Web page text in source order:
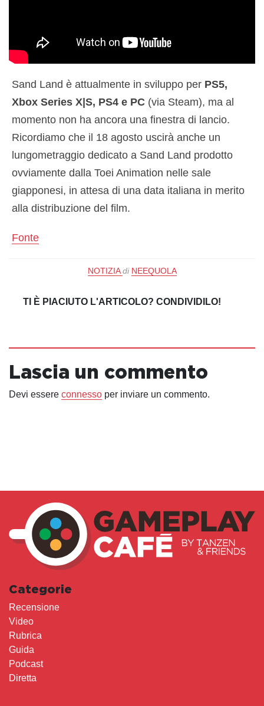
Sand Land è attualmente in sviluppo per PS5,
Xbox Series X|S, PS4 e PC (via Steam), ma al
momento non ha ancora una finestra di lancio.
Ricordiamo che il 18 agosto uscirà anche un
lungometraggio dedicato a Sand Land prodotto
ovviamente dalla Toei Animation nelle sale
giapponesi, in attesa di una data italiana in merito
alla distribuzione del film.
Fonte
NOTIZIA di NEEQUOLA
TI È PIACIUTO L'ARTICOLO? CONDIVIDILO!
Lascia un commento
Devi essere connesso per inviare un commento.
Categorie
Recensione
Video
Rubrica
Guida
Podcast
Diretta